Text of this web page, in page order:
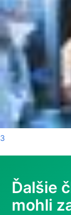
3
Ďalšie
mohli